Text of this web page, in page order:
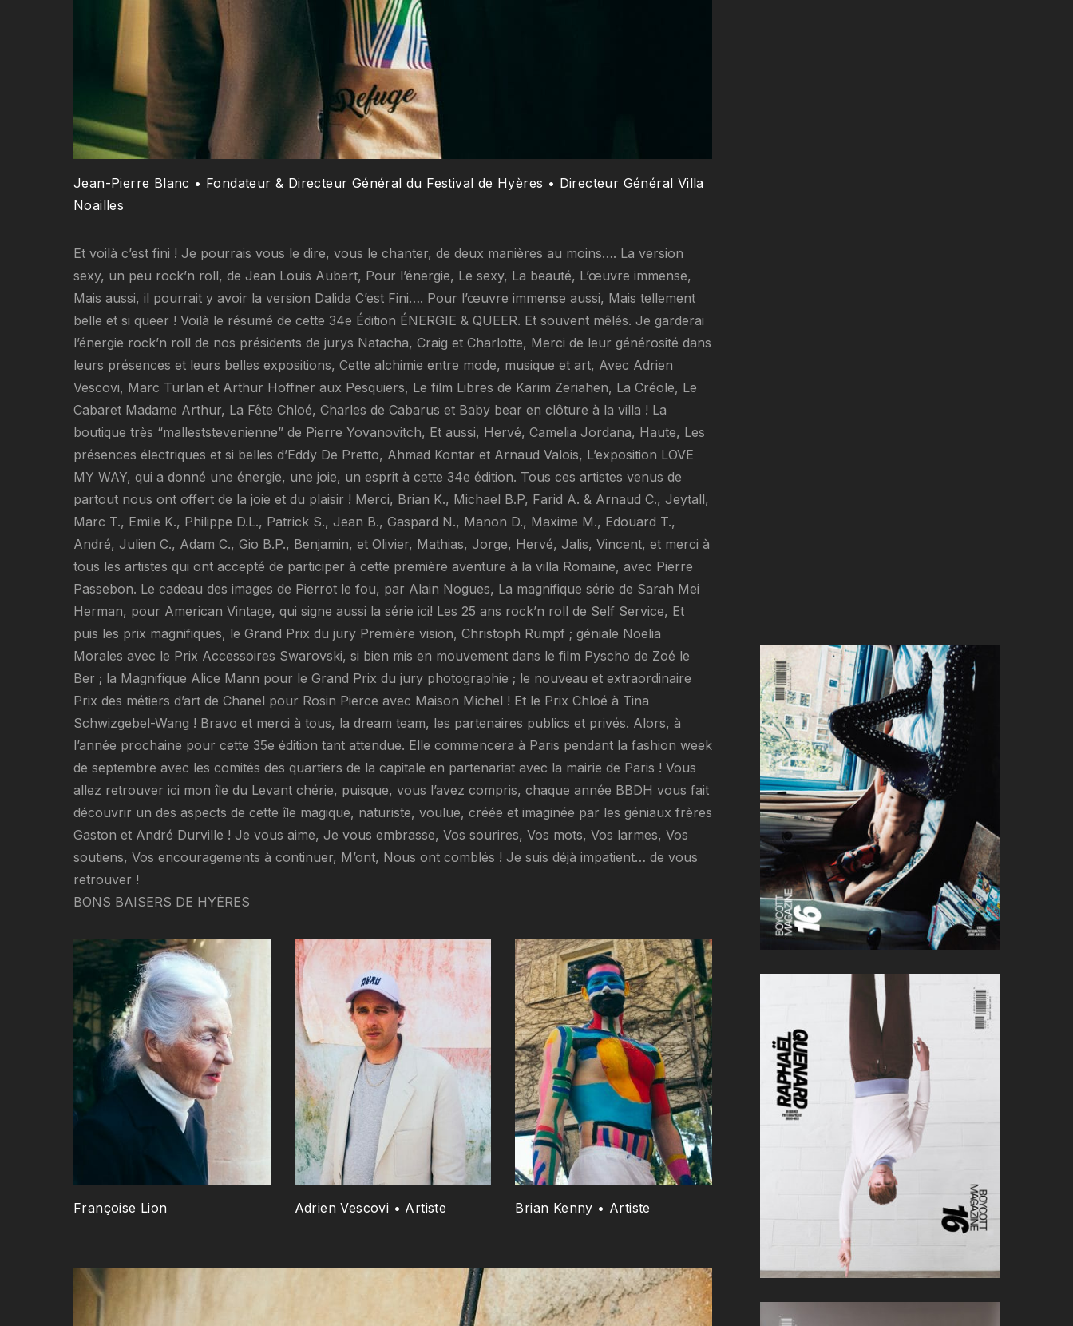
Jean-Pierre Blanc • Fondateur & Directeur Général du Festival de Hyères • Directeur Général Villa
Noailles
Et voilà c’est fini ! Je pourrais vous le dire, vous le chanter, de deux manières au moins…. La version
sexy, un peu rock’n roll, de Jean Louis Aubert, Pour l’énergie, Le sexy, La beauté, L’œuvre immense,
Mais aussi, il pourrait y avoir la version Dalida C’est Fini…. Pour l’œuvre immense aussi, Mais tellement
belle et si queer ! Voilà le résumé de cette 34e Édition ÉNERGIE & QUEER. Et souvent mêlés. Je garderai
l’énergie rock’n roll de nos présidents de jurys Natacha, Craig et Charlotte, Merci de leur générosité dans
leurs présences et leurs belles expositions, Cette alchimie entre mode, musique et art, Avec Adrien
Vescovi, Marc Turlan et Arthur Hoffner aux Pesquiers, Le film Libres de Karim Zeriahen, La Créole, Le
Cabaret Madame Arthur, La Fête Chloé, Charles de Cabarus et Baby bear en clôture à la villa ! La
boutique très “malleststevenienne” de Pierre Yovanovitch, Et aussi, Hervé, Camelia Jordana, Haute, Les
présences électriques et si belles d’Eddy De Pretto, Ahmad Kontar et Arnaud Valois, L’exposition LOVE
MY WAY, qui a donné une énergie, une joie, un esprit à cette 34e édition. Tous ces artistes venus de
partout nous ont offert de la joie et du plaisir ! Merci, Brian K., Michael B.P, Farid A. & Arnaud C., Jeytall,
Marc T., Emile K., Philippe D.L., Patrick S., Jean B., Gaspard N., Manon D., Maxime M., Edouard T.,
André, Julien C., Adam C., Gio B.P., Benjamin, et Olivier, Mathias, Jorge, Hervé, Jalis, Vincent, et merci à
tous les artistes qui ont accepté de participer à cette première aventure à la villa Romaine, avec Pierre
Passebon. Le cadeau des images de Pierrot le fou, par Alain Nogues, La magnifique série de Sarah Mei
Herman, pour American Vintage, qui signe aussi la série ici! Les 25 ans rock’n roll de Self Service, Et
puis les prix magnifiques, le Grand Prix du jury Première vision, Christoph Rumpf ; géniale Noelia
Morales avec le Prix Accessoires Swarovski, si bien mis en mouvement dans le film Pyscho de Zoé le
Ber ; la Magnifique Alice Mann pour le Grand Prix du jury photographie ; le nouveau et extraordinaire
Prix des métiers d’art de Chanel pour Rosin Pierce avec Maison Michel ! Et le Prix Chloé à Tina
Schwizgebel-Wang ! Bravo et merci à tous, la dream team, les partenaires publics et privés. Alors, à
l’année prochaine pour cette 35e édition tant attendue. Elle commencera à Paris pendant la fashion week
de septembre avec les comités des quartiers de la capitale en partenariat avec la mairie de Paris ! Vous
allez retrouver ici mon île du Levant chérie, puisque, vous l’avez compris, chaque année BBDH vous fait
découvrir un des aspects de cette île magique, naturiste, voulue, créée et imaginée par les géniaux frères
Gaston et André Durville ! Je vous aime, Je vous embrasse, Vos sourires, Vos mots, Vos larmes, Vos
soutiens, Vos encouragements à continuer, M’ont, Nous ont comblés ! Je suis déjà impatient… de vous
retrouver !
BONS BAISERS DE HYÈRES
Françoise Lion Adrien Vescovi • Artiste Brian Kenny • Artiste